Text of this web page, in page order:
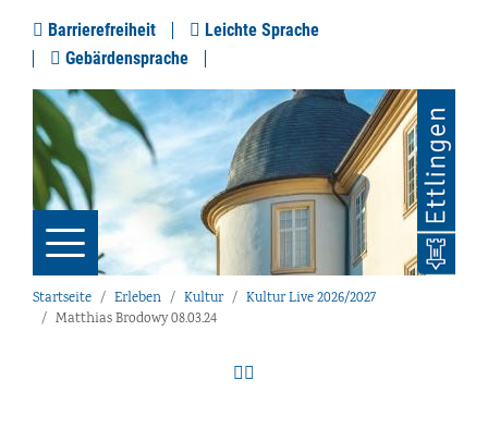
Barrierefreiheit
Leichte Sprache
Gebärdensprache
Startseite Erleben Kultur
Kultur Live 2026/2027
Matthias Brodowy 08.03.24